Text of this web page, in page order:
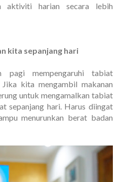
aktiviti harian secara lebih
kita sepanjang hari
pagi mempengaruhi tabiat
kita mengambil makanan
untuk mengamalkan tabiat
sepanjang hari. Harus diingat
menurunkan berat badan